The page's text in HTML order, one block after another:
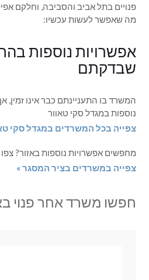
פנויים בתל אביב והסביבה, וחלקם
מה שאפשר לעשות עכשיו:
אפשרויות נוספות
שבדקתם
המשרד בו התעניינתם כבר אינו זמין,
נוספות במגדל סקי טאוור
צפייה בכל המשרדים במגדל סקי
מחפשים אפשרויות נוספות באזור?
צפייה במשרדים בציר המסגר »
חפשו משרד אחר פנוי